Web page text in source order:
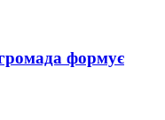
формує